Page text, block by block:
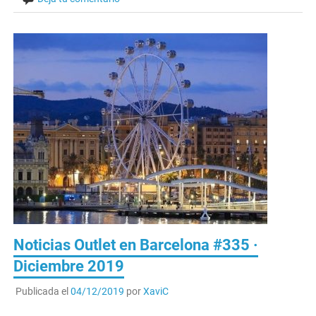
Noticias Outlet en Barcelona #335 ·
Diciembre 2019
Publicada el 04/12/2019 porXaviC